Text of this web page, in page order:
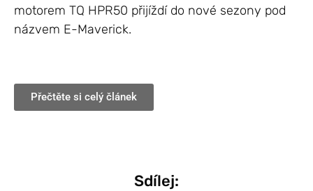
motorem TQ HPR50 přijíždí do nové sezony pod
názvem E-Maverick.
Přečtěte si celý článek
Sdílej: